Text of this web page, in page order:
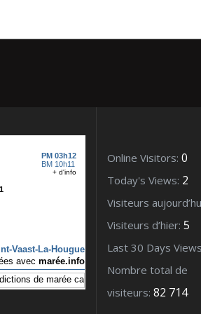
Online Visitors: 0
Today's Views: 2
Visiteurs
Visiteurs d’hier: 5
Last 30 Days
Nombre total de
visiteurs: 82 714